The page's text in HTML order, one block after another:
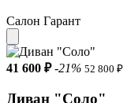
Салон Гарант
41 600 ₽ -21% 52 800 ₽
Диван "Соло"